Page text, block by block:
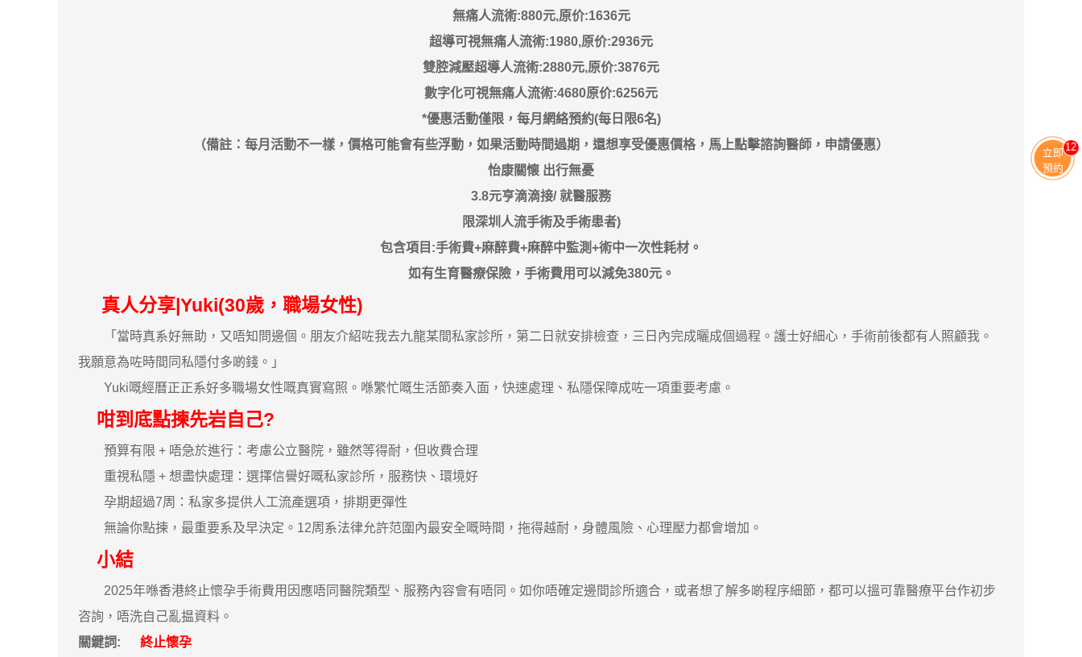
無痛人流術:880元,原价:1636元
超導可視無痛人流術:1980,原价:2936元
雙腔減壓超導人流術:2880元,原价:3876元
數字化可視無痛人流術:4680原价:6256元
*優惠活動僅限，每月網絡預約(每日限6名)
（備註：每月活動不一樣，價格可能會有些浮動，如果活動時間過期，還想享受優惠價格，馬上點擊諮詢醫師，申請優惠）
怡康關懐 出行無憂
3.8元亨滴滴接/ 就醫服務
限深圳人流手術及手術患者)
包含項目:手術費+麻醉費+麻醉中監測+術中一次性耗材。
如有生育醫療保險，手術費用可以減免380元。
真人分享|Yuki(30歲，職場女性)
「當時真系好無助，又唔知問邊個。朋友介紹咗我去九龍某間私家診所，第二日就安排檢查，三日內完成曬成個過程。護士好細心，手術前後都有人照顧我。
我願意為咗時間同私隱付多啲錢。」
Yuki嘅經曆正正系好多職場女性嘅真實寫照。喺繁忙嘅生活節奏入面，快速處理、私隱保障成咗一項重要考慮。
咁到底點揀先岩自己?
預算有限 + 唔急於進行：考慮公立醫院，雖然等得耐，但收費合理
重視私隱 + 想盡快處理：選擇信譽好嘅私家診所，服務快、環境好
孕期超過7周：私家多提供人工流產選項，排期更彈性
無論你點揀，最重要系及早決定。12周系法律允許范圍內最安全嘅時間，拖得越耐，身體風險、心理壓力都會增加。
小結
2025年喺香港終止懷孕手術費用因應唔同醫院類型、服務內容會有唔同。如你唔確定邊間診所適合，或者想了解多啲程序細節，都可以搵可靠醫療平台作初步
咨詢，唔洗自己亂揾資料。
關鍵詞:
終止懷孕
立即
預約
11